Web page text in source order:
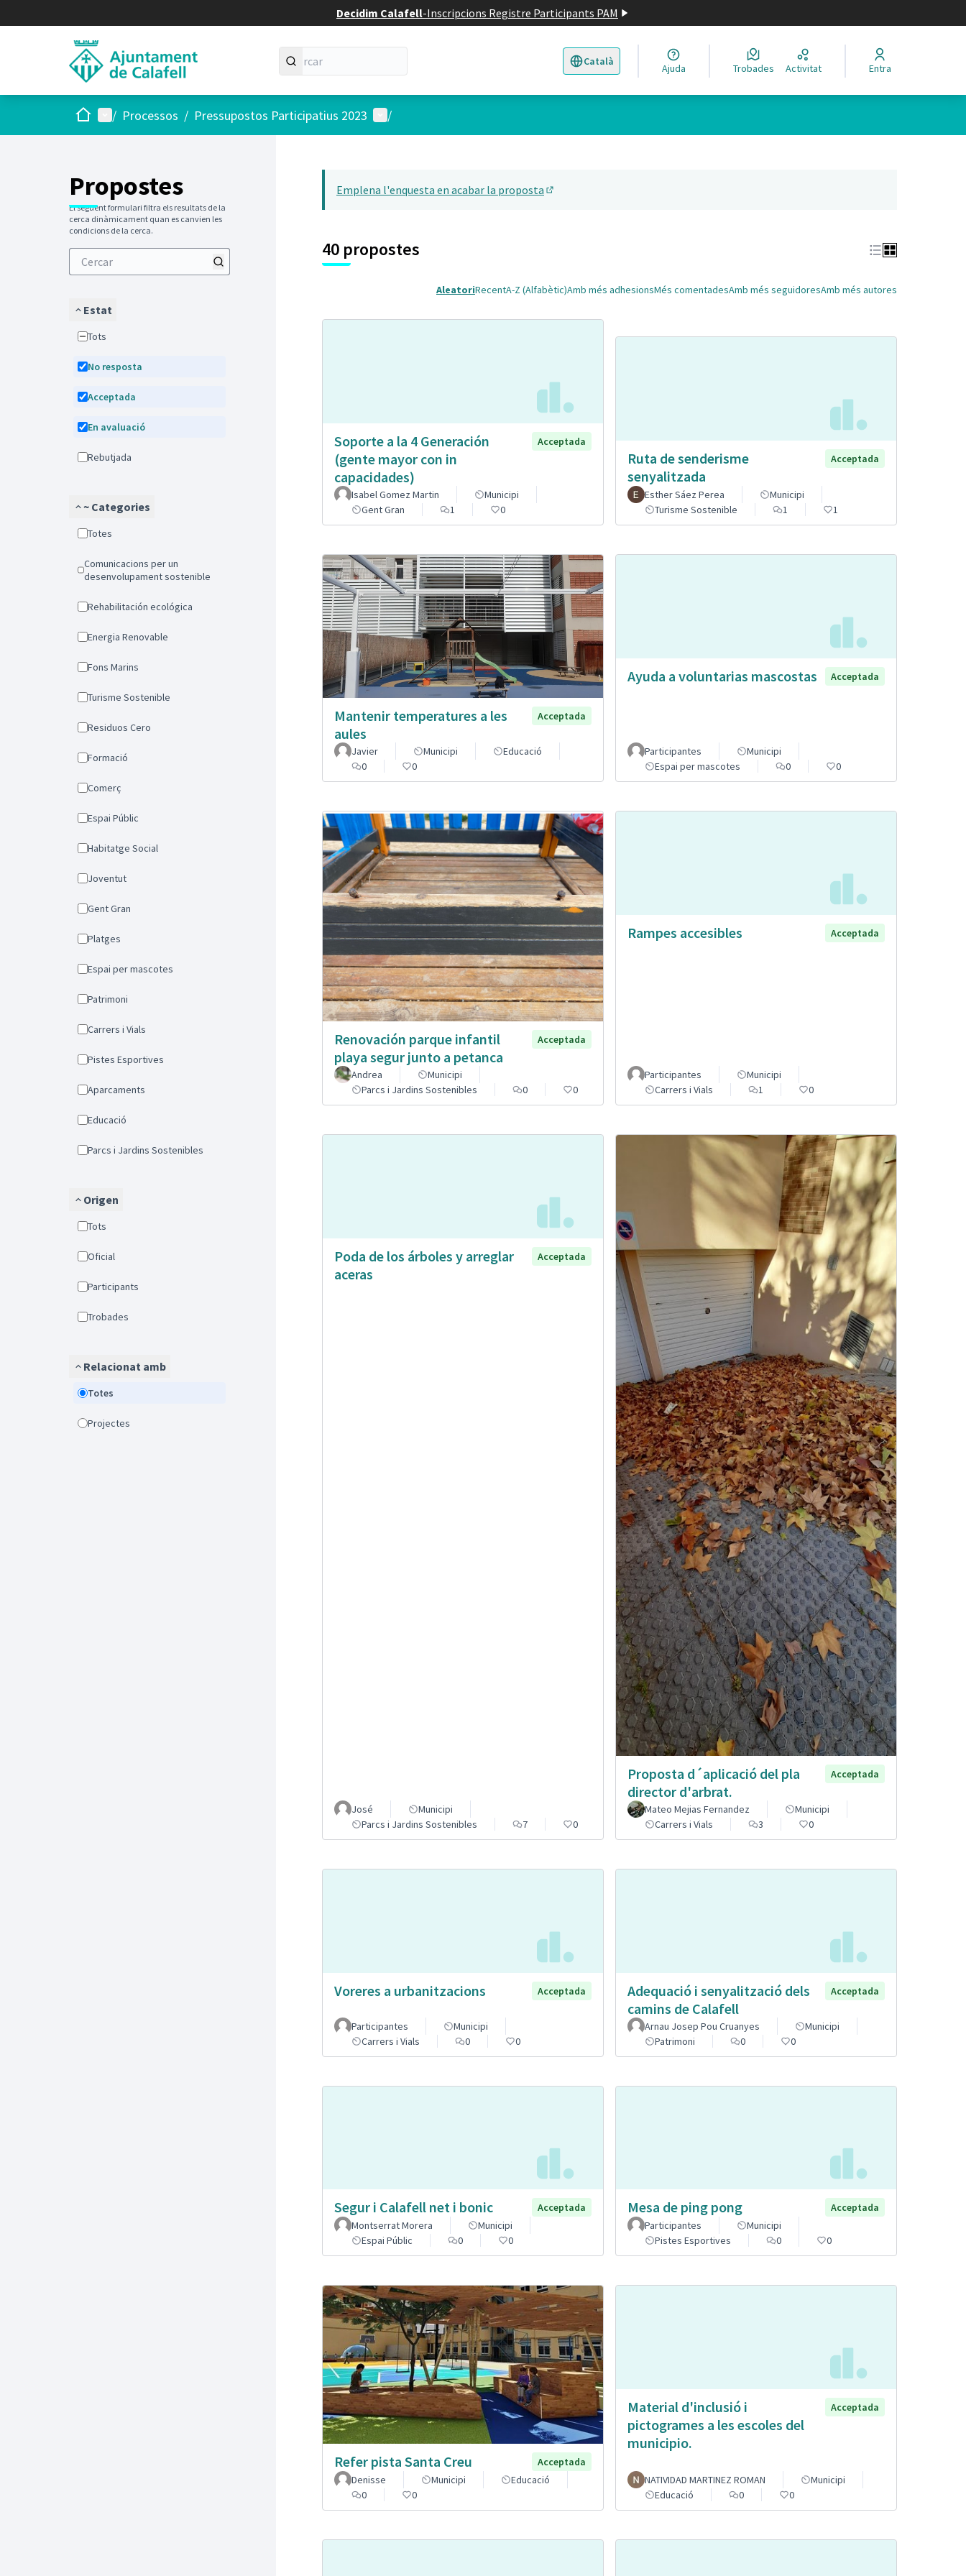
Decidim Calafell-Inscripcions Registre Participants PAM
Català
Triar la llengua Elegir el idioma
Ajuda Trobades Activitat Entra
Inici Menú principal
/ Processos / Pressupostos Participatius 2023 Menú d'usuari
/
Propostes
El següent formulari filtra els resultats de la
cerca dinàmicament quan es canvien les
condicions de la cerca.
Estat
Tots
No resposta
Acceptada
En avaluació
Rebutjada
~ Categories
Totes
Comunicacions per un
desenvolupament sostenible
Rehabilitación ecológica
Energia Renovable
Fons Marins
Turisme Sostenible
Residuos Cero
Formació
Comerç
Espai Públic
Habitatge Social
Joventut
Gent Gran
Platges
Espai per mascotes
Patrimoni
Carrers i Vials
Pistes Esportives
Aparcaments
Educació
Parcs i Jardins Sostenibles
Origen
Tots
Oficial
Participants
Trobades
Relacionat amb
Totes
Projectes
Emplena l'enquesta en acabar la proposta
40 propostes
AleatoriRecentA-Z (Alfabètic)Amb més adhesionsMés comentadesAmb més seguidoresAmb més autores
Soporte a la 4 Generación
(gente mayor con in
capacidades)
Acceptada
Isabel Gomez Martin
Municipi
Gent Gran
1 0
Ruta de senderisme
senyalitzada
Acceptada
Esther Sáez Perea
Municipi
Turisme Sostenible
1 1
Mantenir temperatures a les
aules
Acceptada
Javier Municipi
Educació
0
0
Ayuda a voluntarias mascostas Acceptada
Participantes
Municipi
Espai per mascotes
0 0
Renovación parque infantil
playa segur junto a petanca
Acceptada
Andrea
Municipi
Parcs i Jardins Sostenibles
0 0
Rampes accesibles Acceptada
Participantes
Municipi
Carrers i Vials
1 0
Poda de los árboles y arreglar
aceras
Acceptada
José
Municipi
Parcs i Jardins Sostenibles
7 0
Proposta d´aplicació del pla
director d'arbrat.
Acceptada
Mateo Mejias Fernandez
Municipi
Carrers i Vials
3 0
Voreres a urbanitzacions Acceptada
Participantes
Municipi
Carrers i Vials
0 0
Adequació i senyalització dels
camins de Calafell
Acceptada
Arnau Josep Pou Cruanyes
Municipi
Patrimoni
0 0
Segur i Calafell net i bonic
Acceptada
Montserrat Morera
Municipi
Espai Públic
0 0
Mesa de ping pong
Acceptada
Participantes
Municipi
Pistes Esportives
0 0
Refer pista Santa Creu
Acceptada
Denisse
Municipi
Educació
0
0
Material d'inclusió i
pictogrames a les escoles del
municipio.
Acceptada
NATIVIDAD MARTINEZ ROMAN
Municipi
Educació
0 0